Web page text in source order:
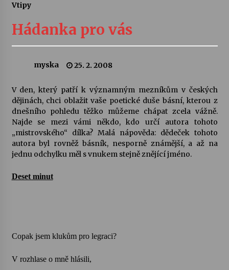
Sukuba Ensemble
4. 8. 2026
Vernisáž výstavy Josefíny Duškové: Stávám se
kapkou
Veselí muzikanti
30. 7. 2026
Pozvánka na integrační festival Quijotova
23. 7. 2026
Vtipy
Hádanka pro vás
myska 25. 2. 2008
V den, který patří k významným mezníkům v českých
dějinách, chci oblažit vaše poetické duše básní, kterou z
dnešního pohledu těžko můžeme chápat zcela vážně.
Najde se mezi vámi někdo, kdo určí autora tohoto
„mistrovského“ dílka? Malá nápověda: dědeček tohoto
autora byl rovněž básník, nesporně známější, a až na
jednu odchylku měl s vnukem stejně znějící jméno.
Deset minut
Copak jsem klukům pro legraci?
V rozhlase o mně hlásili,